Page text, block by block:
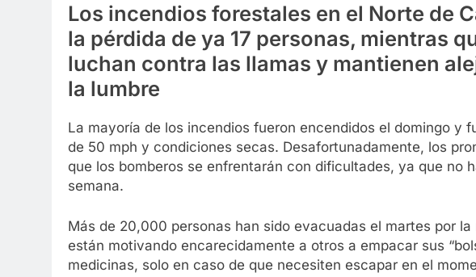
Los incendios forestales en el Norte de
la pérdida de ya 17 personas, mientras
luchan contra las llamas y mantienen
la lumbre
La mayoría de los incendios fueron encendidos el domingo y
de 50 mph y condiciones secas. Desafortunadamente, los
que los bomberos se enfrentarán con dificultades, ya que no
semana.
Más de 20,000 personas han sido evacuadas el martes por
están motivando encarecidamente a otros a empacar sus
medicinas, solo en caso de que necesiten escapar en el